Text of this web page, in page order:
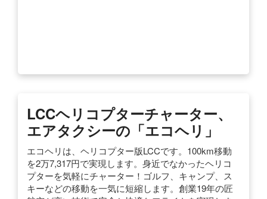
LCCヘリコプターチャーター、
エアタクシーの「エコヘリ」
エコヘリは、ヘリコプター版LCCです。100km移動
を2万7,317円で実現します。身近でなかったヘリコ
プターを気軽にチャーター！ゴルフ、キャンプ、ス
キーなどの移動を一気に短縮します。創業19年の匠